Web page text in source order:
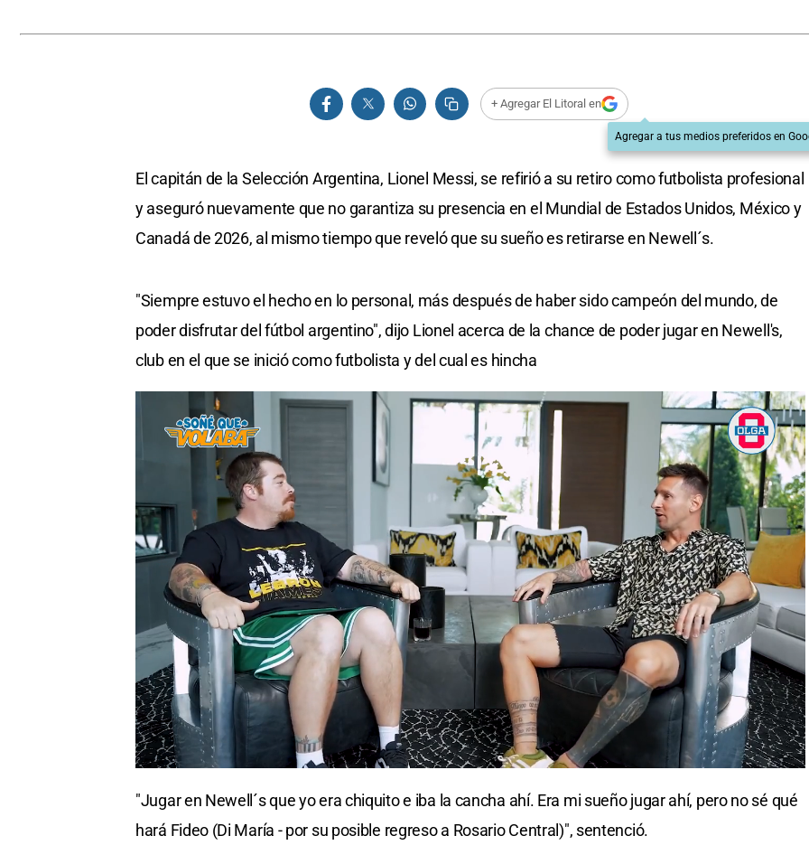
+ Agregar El Litoral en
Agregar a tus medios preferidos en
El capitán de la Selección Argentina, Lionel Messi, se refirió a su retiro como futbolista profesional
y aseguró nuevamente que no garantiza su presencia en el Mundial de Estados Unidos, México y
Canadá de 2026, al mismo tiempo que reveló que su sueño es retirarse en Newell´s.
"Siempre estuvo el hecho en lo personal, más después de haber sido campeón del mundo, de
poder disfrutar del fútbol argentino", dijo Lionel acerca de la chance de poder jugar en Newell's,
club en el que se inició como futbolista y del cual es hincha
"Jugar en Newell´s que yo era chiquito e iba la cancha ahí. Era mi sueño jugar ahí, pero no sé qué
hará Fideo (Di María - por su posible regreso a Rosario Central)", sentenció.